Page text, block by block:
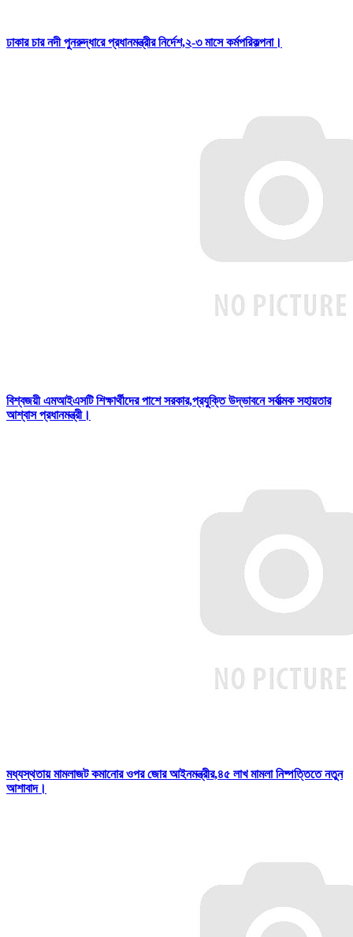
ঢাকার চার নদী পুনরুদ্ধারে প্রধানমন্ত্রীর নির্দেশ,২-৩ মাসে কর্মপরিকল্পনা।
বিশ্বজয়ী এমআইএসটি শিক্ষার্থীদের পাশে সরকার,প্রযুক্তি উদ্ভাবনে সর্বাত্মক সহায়তার
আশ্বাস প্রধানমন্ত্রী।
মধ্যস্থতায় মামলাজট কমানোর ওপর জোর আইনমন্ত্রীর,৪৫ লাখ মামলা নিষ্পত্তিতে নতুন
আশাবাদ।